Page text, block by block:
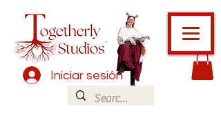
Iniciar sesión